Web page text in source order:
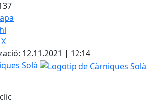
X
12.11.2021 | 12:14
Solà